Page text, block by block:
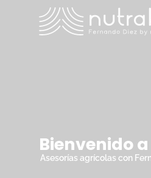
Bienvenido
Asesorías agrícolas con